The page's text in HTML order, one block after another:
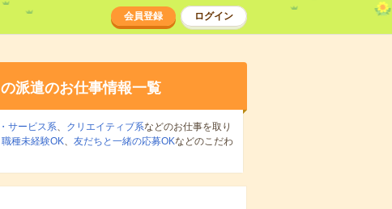
会員登録 ログイン
の派遣のお仕事情報一覧
サービス系、 クリエイティブ系などのお仕事を取り
職種未経験OK、 友だちと一緒の応募OKなどのこだわ